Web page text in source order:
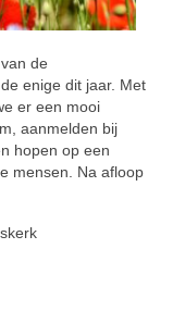
de
enige dit jaar. Met
er een mooi
aanmelden bij
hopen op een
mensen. Na afloop